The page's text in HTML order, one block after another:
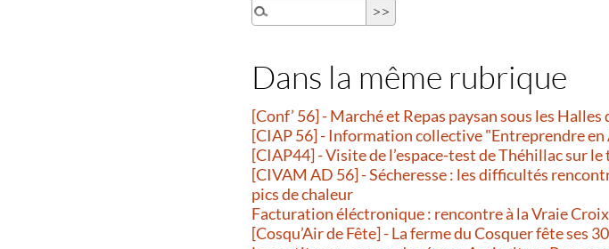
Dans la même rubrique
[Conf’ 56] - Marché et Repas paysan sous les
[CIAP 56] - Information collective "Entreprendre
[CIAP44] - Visite de l’espace-test de Théhillac sur
[CIVAM AD 56] - Sécheresse : les difficultés
pics de chaleur
Facturation éléctronique : rencontre à la Vraie Croix
[Cosqu’Air de Fête] - La ferme du Cosquer fête ses